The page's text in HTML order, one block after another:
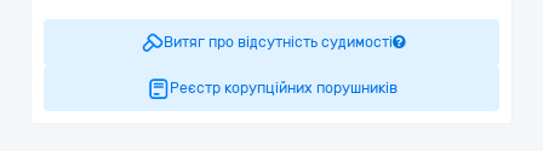
Витяг про відсутність судимості
Реєстр корупційних порушників